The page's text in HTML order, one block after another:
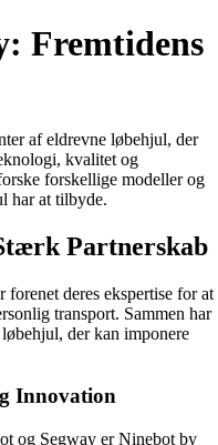
Fremtidens
af eldrevne løbehjul, der
kvalitet og
forskellige modeller og
har at tilbyde.
Partnerskab
deres ekspertise for at
transport. Sammen har
der kan imponere
Innovation
og Segway er Ninebot by